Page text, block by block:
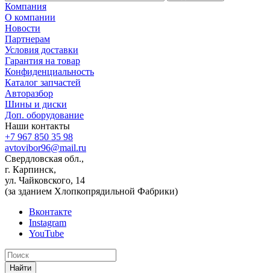
Компания
О компании
Новости
Партнерам
Условия доставки
Гарантия на товар
Конфиденциальность
Каталог запчастей
Авторазбор
Шины и диски
Доп. оборудование
Наши контакты
+7 967 850 35 98
avtovibor96@mail.ru
Свердловская обл.,
г. Карпинск,
ул. Чайковского, 14
(за зданием Хлопкопрядильной Фабрики)
Вконтакте
Instagram
YouTube
Найти